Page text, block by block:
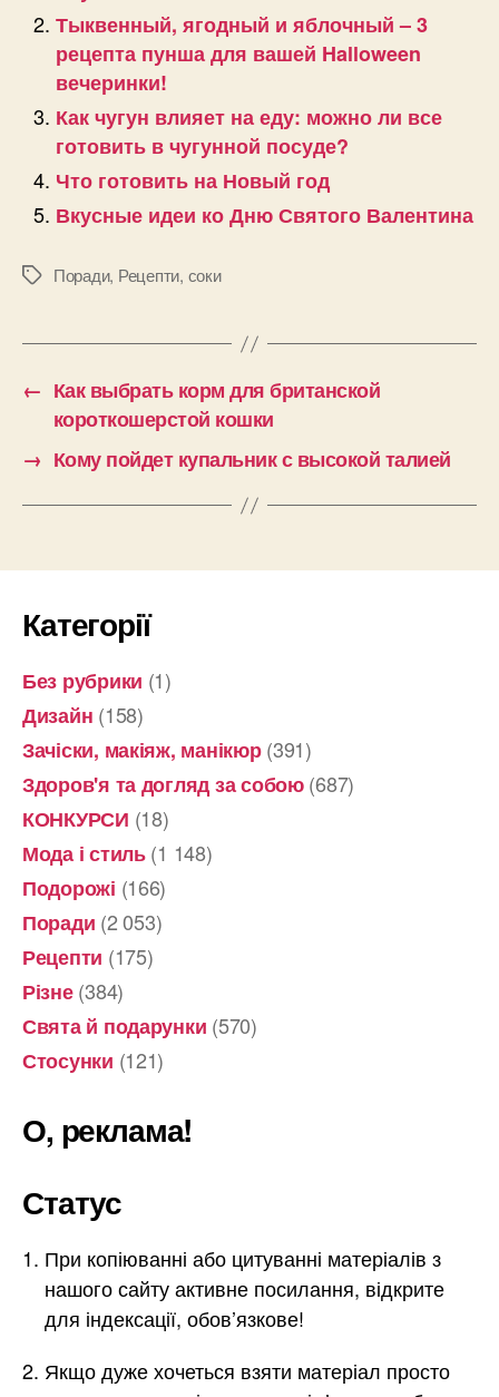
Тыквенный, ягодный и яблочный – 3
рецепта пунша для вашей Halloween
вечеринки!
Как чугун влияет на еду: можно ли все
готовить в чугунной посуде?
Что готовить на Новый год
Вкусные идеи ко Дню Святого Валентина
Позначки
Поради, Рецепти, соки
← Как выбрать корм для британской
короткошерстой кошки
→ Кому пойдет купальник с высокой талией
Категорії
Без рубрики (1)
Дизайн (158)
Зачіски, макіяж, манікюр(391)
Здоров'я та догляд за собою(687)
КОНКУРСИ (18)
Мода і стиль(1 148)
Подорожі (166)
Поради (2 053)
Рецепти (175)
Різне(384)
Свята й подарунки (570)
Стосунки (121)
О, реклама!
Статус
При копіюванні або цитуванні матеріалів з
нашого сайту активне посилання, відкрите
для індексації, обов’язкове!
Якщо дуже хочеться взяти матеріал просто